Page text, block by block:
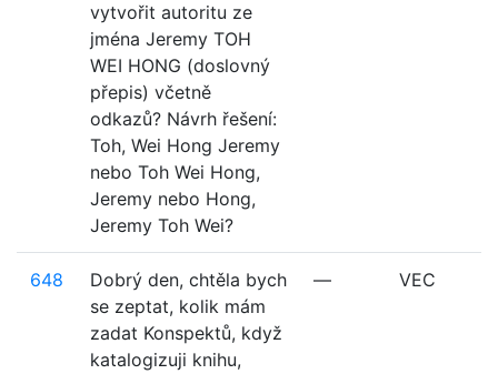
vytvořit autoritu ze
jména Jeremy TOH
WEI HONG (doslovný
přepis) včetně
odkazů? Návrh řešení:
Toh, Wei Hong Jeremy
nebo Toh Wei Hong,
Jeremy nebo Hong,
Jeremy Toh Wei?
648
Dobrý den, chtěla bych
se zeptat, kolik mám
zadat Konspektů, když
katalogizuji knihu,
— VEC